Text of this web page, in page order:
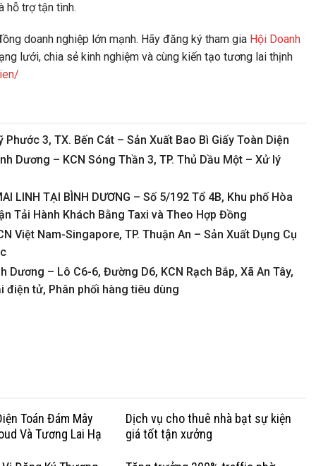
hỗ trợ tận tình.
doanh nghiệp lớn mạnh. Hãy đăng ký tham gia Hội Doanh
lưới, chia sẻ kinh nghiệm và cùng kiến tạo tương lai thịnh
3, TX. Bến Cát – Sản Xuất Bao Bì Giấy Toàn Diện
Dương – KCN Sóng Thần 3, TP. Thủ Dầu Một – Xử lý
LINH TẠI BÌNH DƯƠNG – Số 5/192 Tổ 4B, Khu phố Hòa
Tải Hành Khách Bằng Taxi và Theo Hợp Đồng
Việt Nam-Singapore, TP. Thuận An – Sản Xuất Dụng Cụ
Dương – Lô C6-6, Đường D6, KCN Rạch Bắp, Xã An Tây,
điện tử, Phân phối hàng tiêu dùng
Toán Đám Mây
Và Tương Lai Hạ
Dịch vụ cho thuê nhà bạt sự kiện
giá tốt tận xưởng